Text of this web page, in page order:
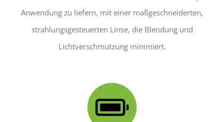
Anwendung zu liefern, mit einer maßgeschneiderten,
strahlungsgesteuerten Linse, die Blendung und
Lichtverschmutzung minimiert.